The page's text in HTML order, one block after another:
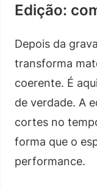
Edição:
Depois da
transforma
coerente. É
de verdade. A
cortes no
forma que o
performance.